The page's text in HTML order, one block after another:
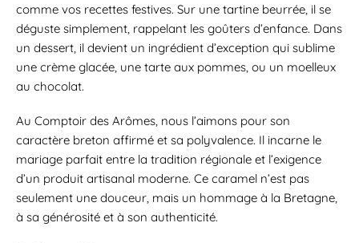
comme vos recettes festives. Sur une tartine beurrée, il se
déguste simplement, rappelant les goûters d’enfance. Dans
un dessert, il devient un ingrédient d’exception qui sublime
une crème glacée, une tarte aux pommes, ou un moelleux
au chocolat.
Au Comptoir des Arômes, nous l’aimons pour son
caractère breton affirmé et sa polyvalence. Il incarne le
mariage parfait entre la tradition régionale et l’exigence
d’un produit artisanal moderne. Ce caramel n’est pas
seulement une douceur, mais un hommage à la Bretagne,
à sa générosité et à son authenticité.